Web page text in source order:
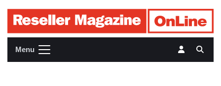
Menu